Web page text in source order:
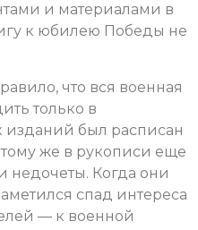
и материалами в
к юбилею Победы не
что вся военная
только в
изданий был расписан
же в рукописи еще
недочеты. Когда они
спад интереса
— к военной